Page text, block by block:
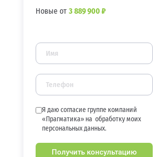
Новые от 3 889 900 ₽
Я даю согласие группе компаний
«Прагматика» на обработку моих
персональных данных.
Получить консультацию